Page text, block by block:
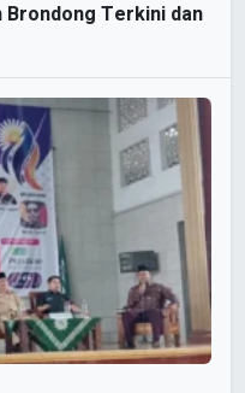
Terkini dan